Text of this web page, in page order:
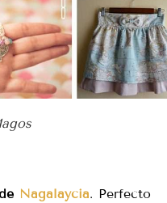
Nagalaycia. Perfecto